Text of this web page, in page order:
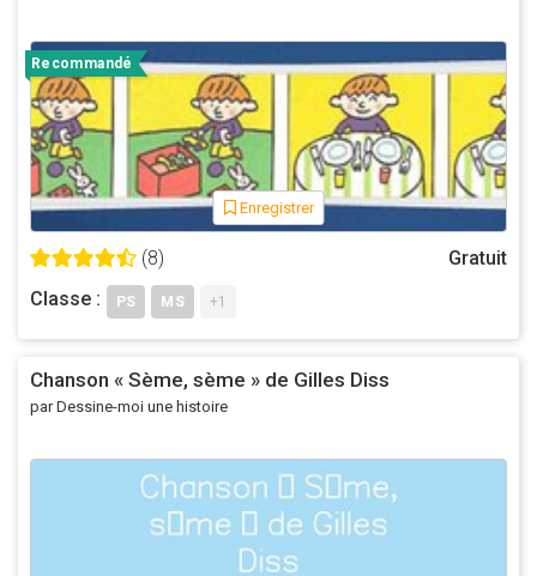
Recommandé
Enregistrer
(8)
Gratuit
Classe :
PS MS +1
Chanson « Sème, sème » de Gilles Diss
par Dessine-moi une histoire